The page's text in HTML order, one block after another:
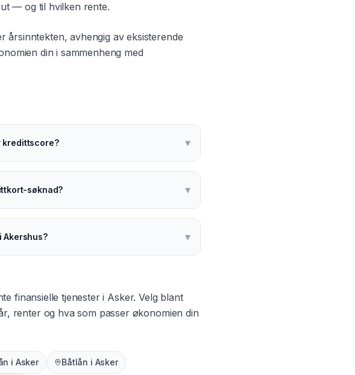
— og til hvilken rente.
årsinntekten, avhengig av eksisterende
din i sammenheng med
kredittscore? ▾
søknad? ▾
▾
finansielle tjenester i Asker. Velg blant
renter og hva som passer økonomien din
i Asker Båtlån i Asker